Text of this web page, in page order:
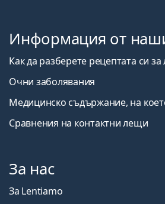
Информация от
Как да разберете рецептата си
Очни заболявания
Медицинско съдържание, на
Сравнения на контактни лещи
За нас
За Lentiamo